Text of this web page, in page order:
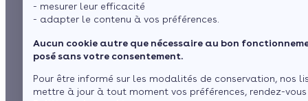
- mesurer leur efficacité
- adapter le contenu à vos préférences.
Aucun cookie autre que nécessaire au bon
posé sans votre consentement.
Pour être informé sur les modalités de conservation, nos
mettre à jour à tout moment vos préférences, rendez-
Sommaire
Qu’est-ce qu’une chaudière hybride ?